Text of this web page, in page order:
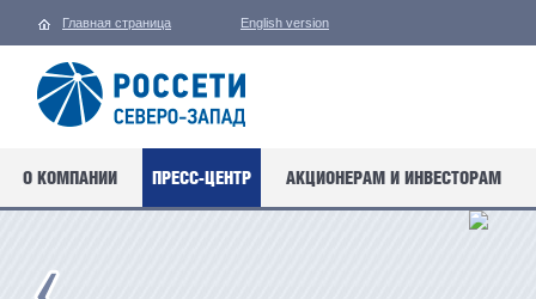
Главная страница English version
О КОМПАНИИ ПРЕСС-ЦЕНТР АКЦИОНЕРАМ И ИНВЕСТОРАМ